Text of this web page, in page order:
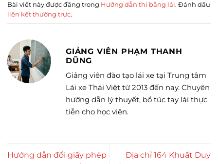
Bài viết này được đăng trong Hướng dẫn thi bằng lái. Đánh dấu
liên kết thường trực.
GIẢNG VIÊN PHẠM THANH
DŨNG
Giảng viên đào tạo lái xe tại Trung tâm
Lái xe Thái Việt từ 2013 đến nay. Chuyên
hướng dẫn lý thuyết, bổ túc tay lái thực
tiễn cho học viên.
Hướng dẫn đổi giấy phép
Địa chỉ 164 Khuất Duy